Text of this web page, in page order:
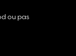
ou pas